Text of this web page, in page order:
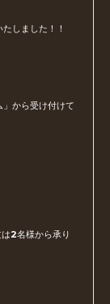
しました！！
から受け付けて
2名様から承り